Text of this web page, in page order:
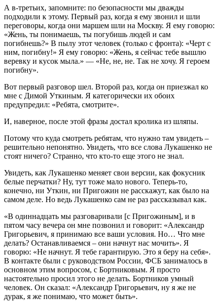
А в-третьих, запомните: по безопасности мы дважды
подходили к этому. Первый раз, когда я ему звонил и шли
переговоры, когда они маршем шли на Москву. Я ему говорю:
«Жень, ты понимаешь, ты погубишь людей и сам
погибнешь?» В пылу этот человек (только с фронта): «Черт с
ним, погибну!» Я ему говорю: «Жень, я сейчас тебе вышлю
веревку и кусок мыла.» — «Не, не, не. Так не хочу. Я героем
погибну».
Вот первый разговор шел. Второй раз, когда он приезжал ко
мне с Димой Уткиным. Я категорически их обоих
предупредил: «Ребята, смотрите».
И, наверное, после этой фразы достал кролика из шляпы.
Потому что куда смотреть ребятам, что нужно там увидеть –
решительно непонятно. Увидеть, что все слова Лукашенко не
стоят ничего? Странно, что кто-то еще этого не знал.
Увидеть, как Лукашенко меняет свои версии, как фокусник
белые перчатки? Ну, тут тоже мало нового. Теперь-то,
конечно, ни Уткин, ни Пригожин не расскажут, как было на
самом деле. Но ведь Лукашенко сам не раз рассказывал как.
«В одиннадцать мы разговаривали [с Пригожиным], и в
пятом часу вечера он мне позвонил и говорит: «Александр
Григорьевич, я принимаю все ваши условия. Но… Что мне
делать? Останавливаемся – они начнут нас мочить». Я
говорю: «Не начнут. Я тебе гарантирую. Это я беру на себя».
В контакте были с руководством России, ФСБ занималось в
основном этим вопросом, с Бортниковым. Я просто
настоятельно просил этого не делать. Бортников умный
человек. Он сказал: «Александр Григорьевич, ну я же не
дурак, я же понимаю, что может быть».